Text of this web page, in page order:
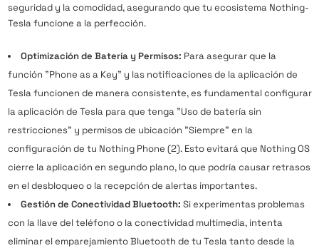
seguridad y la comodidad, asegurando que tu ecosistema Nothing-
Tesla funcione a la perfección.
Optimización de Batería y Permisos: Para asegurar que la
función "Phone as a Key" y las notificaciones de la aplicación de
Tesla funcionen de manera consistente, es fundamental configurar
la aplicación de Tesla para que tenga "Uso de batería sin
restricciones" y permisos de ubicación "Siempre" en la
configuración de tu Nothing Phone (2). Esto evitará que Nothing OS
cierre la aplicación en segundo plano, lo que podría causar retrasos
en el desbloqueo o la recepción de alertas importantes.
Gestión de Conectividad Bluetooth: Si experimentas problemas
con la llave del teléfono o la conectividad multimedia, intenta
eliminar el emparejamiento Bluetooth de tu Tesla tanto desde la